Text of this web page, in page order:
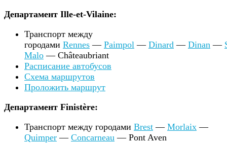
Департамент Ille-et-Vilaine:
Транспорт между
городами Rennes — Paimpol — Dinard — Dinan —
Malo — Châteaubriant
Расписание автобусов
Схема маршрутов
Проложить маршрут
Департамент Finistère:
Транспорт между городами Brest — Morlaix —
Quimper — Concarneau — Pont Aven